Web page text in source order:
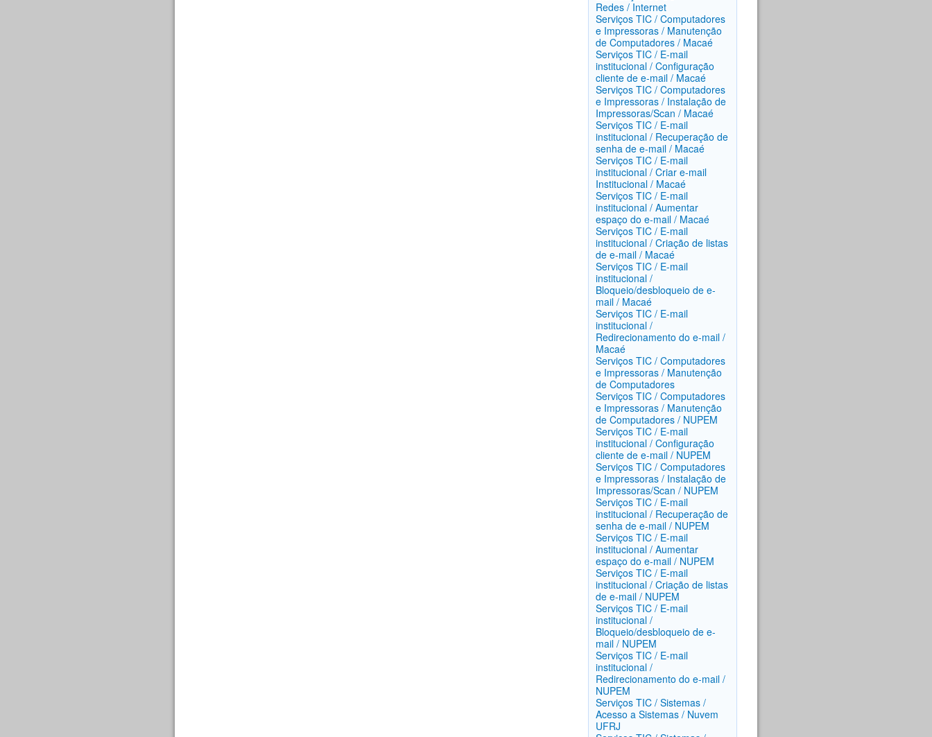
Redes / Internet
Serviços TIC / Computadores
e Impressoras / Manutenção
de Computadores / Macaé
Serviços TIC / E-mail
institucional / Configuração
cliente de e-mail / Macaé
Serviços TIC / Computadores
e Impressoras / Instalação de
Impressoras/Scan / Macaé
Serviços TIC / E-mail
institucional / Recuperação de
senha de e-mail / Macaé
Serviços TIC / E-mail
institucional / Criar e-mail
Institucional / Macaé
Serviços TIC / E-mail
institucional / Aumentar
espaço do e-mail / Macaé
Serviços TIC / E-mail
institucional / Criação de listas
de e-mail / Macaé
Serviços TIC / E-mail
institucional /
Bloqueio/desbloqueio de e-
mail / Macaé
Serviços TIC / E-mail
institucional /
Redirecionamento do e-mail /
Macaé
Serviços TIC / Computadores
e Impressoras / Manutenção
de Computadores
Serviços TIC / Computadores
e Impressoras / Manutenção
de Computadores / NUPEM
Serviços TIC / E-mail
institucional / Configuração
cliente de e-mail / NUPEM
Serviços TIC / Computadores
e Impressoras / Instalação de
Impressoras/Scan / NUPEM
Serviços TIC / E-mail
institucional / Recuperação de
senha de e-mail / NUPEM
Serviços TIC / E-mail
institucional / Aumentar
espaço do e-mail / NUPEM
Serviços TIC / E-mail
institucional / Criação de listas
de e-mail / NUPEM
Serviços TIC / E-mail
institucional /
Bloqueio/desbloqueio de e-
mail / NUPEM
Serviços TIC / E-mail
institucional /
Redirecionamento do e-mail /
NUPEM
Serviços TIC / Sistemas /
Acesso a Sistemas / Nuvem
UFRJ